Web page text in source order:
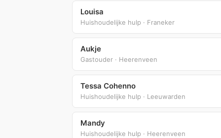
Louisa
Huishoudelijke hulp · Franeker
Aukje
Gastouder · Heerenveen
Tessa Cohenno
Huishoudelijke hulp · Leeuwarden
Mandy
Huishoudelijke hulp · Heerenveen